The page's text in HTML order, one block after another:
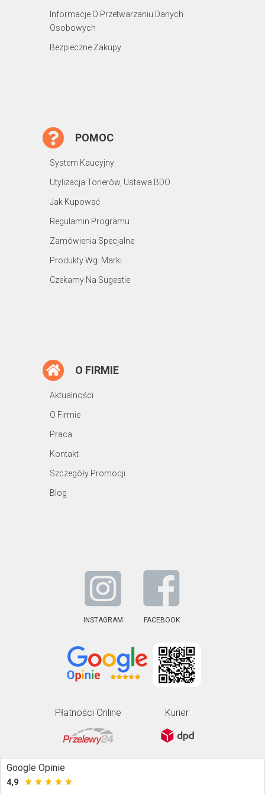
Informacje O Przetwarzaniu Danych
Osobowych
Bezpieczne Zakupy
POMOC
System Kaucyjny
Utylizacja Tonerów, Ustawa BDO
Jak Kupować
Regulamin Programu
Zamówienia Specjalne
Produkty Wg. Marki
Czekamy Na Sugestie
O FIRMIE
Aktualności
O Firmie
Praca
Kontakt
Szczegóły Promocji
Blog
INSTAGRAM FACEBOOK
Płatności Online Kurier
Google Opinie
4,9